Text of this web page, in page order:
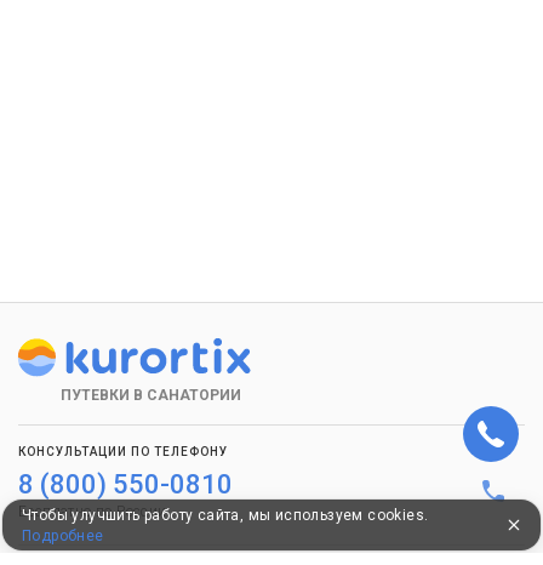
ПУТЕВКИ В САНАТОРИИ
КОНСУЛЬТАЦИИ ПО ТЕЛЕФОНУ
8 (800) 550-0810
Бесплатно по России
Чтобы улучшить работу сайта, мы используем cookies.
Подробнее